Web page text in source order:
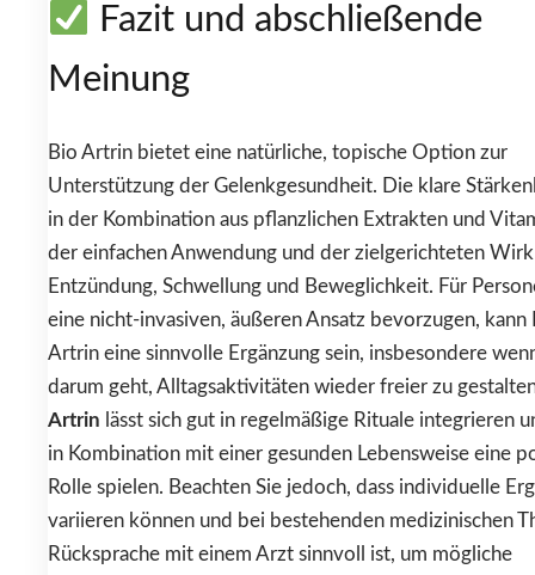
Fazit und abschließende
Meinung
Bio Artrin bietet eine natürliche, topische Option zur
Unterstützung der Gelenkgesundheit. Die klare
in der Kombination aus pflanzlichen Extrakten und
der einfachen Anwendung und der zielgerichteten
Entzündung, Schwellung und Beweglichkeit. Für
eine nicht-invasiven, äußeren Ansatz bevorzugen, kann
Artrin eine sinnvolle Ergänzung sein, insbesondere
darum geht, Alltagsaktivitäten wieder freier zu
Artrin lässt sich gut in regelmäßige Rituale integrieren
in Kombination mit einer gesunden Lebensweise eine
Rolle spielen. Beachten Sie jedoch, dass individuelle
variieren können und bei bestehenden medizinischen
Rücksprache mit einem Arzt sinnvoll ist, um mögliche